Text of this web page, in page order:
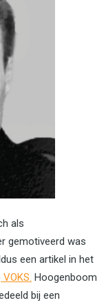
als
gemotiveerd was
een artikel in het
VOKS. Hoogenboom
bij een